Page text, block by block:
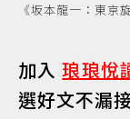
《坂本龍一：東京
加入琅琅悅
選好文不漏